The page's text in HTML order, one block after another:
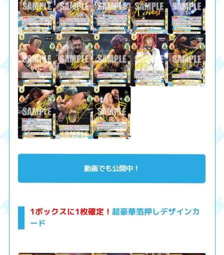
動画でも公開中！
1ボックスに1枚確定！ 超豪華箔押しデザインカ
ード